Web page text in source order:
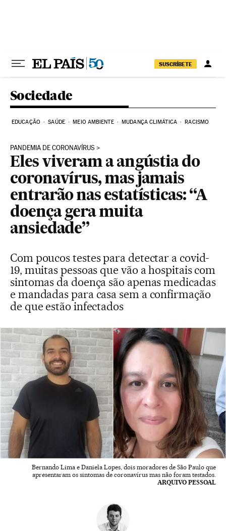
SUSCRÍBETE
Sociedade
EDUCAÇÃO SAÚDE MEIO AMBIENTE MUDANÇA CLIMÁTICA RACISMO
PANDEMIA DE CORONAVÍRUS
Eles viveram a angústia do
coronavírus, mas jamais
entrarão nas estatísticas: “A
doença gera muita
ansiedade”
Com poucos testes para detectar a covid-
19, muitas pessoas que vão a hospitais com
sintomas da doença são apenas medicadas
e mandadas para casa sem a confirmação
de que estão infectados
Bernando Lima e Daniela Lopes, dois moradores de São Paulo que
apresentaram os sintomas de coronavírus mas não foram testados.
ARQUIVO PESSOAL